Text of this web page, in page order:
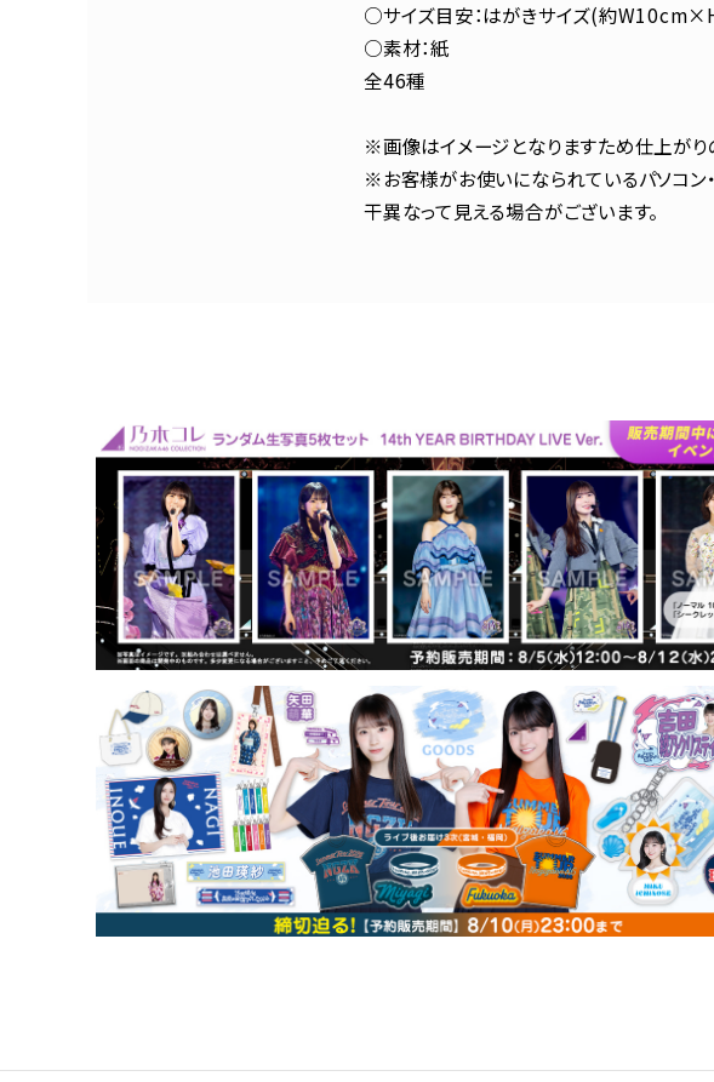
○サイズ目安：はがきサイズ(約
○素材：紙
全46種
※画像はイメージとなりますため仕上がり
※お客様がお使いになられているパソコン
干異なって見える場合がございます。